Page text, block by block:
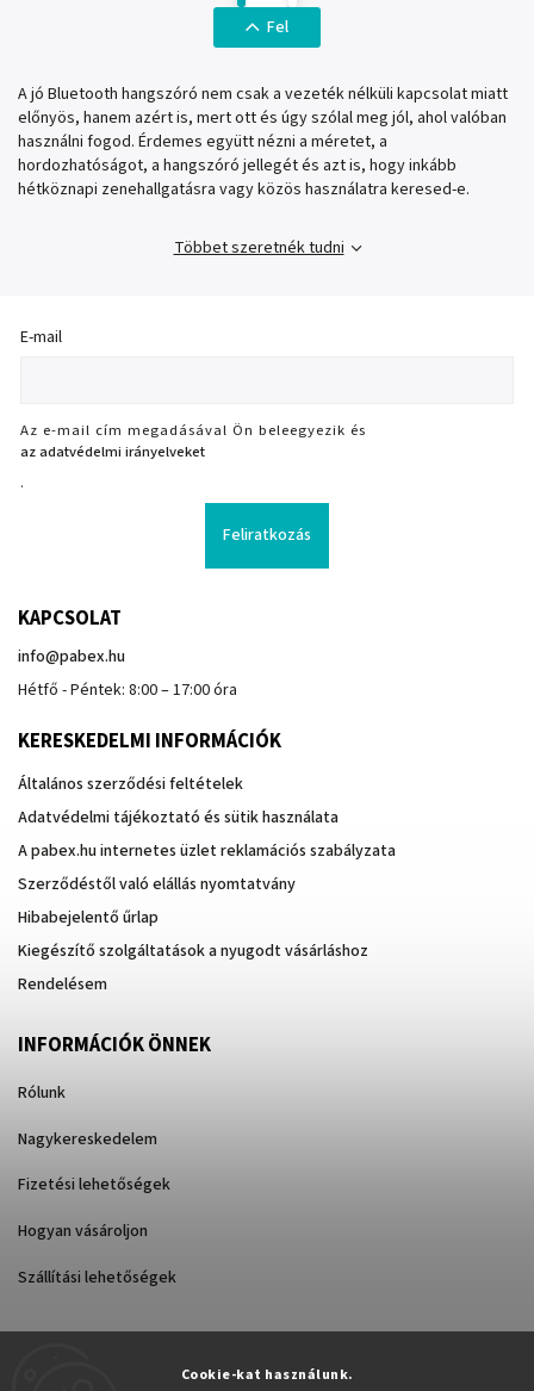
Cookie-kat használunk.
Fel
A jó Bluetooth hangszóró nem csak a vezeték nélküli kapcsolat miatt
előnyös, hanem azért is, mert ott és úgy szólal meg jól, ahol valóban
használni fogod. Érdemes együtt nézni a méretet, a
hordozhatóságot, a hangszóró jellegét és azt is, hogy inkább
hétköznapi zenehallgatásra vagy közös használatra keresed-e.
Többet szeretnék tudni
E-mail
Az e-mail cím megadásával Ön beleegyezik és
az adatvédelmi irányelveket
.
Feliratkozás
KAPCSOLAT
info@pabex.hu
Hétfő - Péntek: 8:00 – 17:00 óra
KERESKEDELMI INFORMÁCIÓK
Általános szerződési feltételek
Adatvédelmi tájékoztató és sütik használata
A pabex.hu internetes üzlet reklamációs szabályzata
Szerződéstől való elállás nyomtatvány
Hibabejelentő űrlap
Kiegészítő szolgáltatások a nyugodt vásárláshoz
Rendelésem
INFORMÁCIÓK ÖNNEK
Rólunk
Nagykereskedelem
Fizetési lehetőségek
Hogyan vásároljon
Szállítási lehetőségek